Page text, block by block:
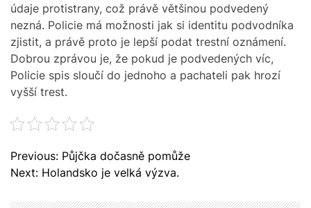
údaje protistrany, což právě většinou podvedený
nezná. Policie má možnosti jak si identitu podvodníka
zjistit, a právě proto je lepší podat trestní oznámení.
Dobrou zprávou je, že pokud je podvedených víc,
Policie spis sloučí do jednoho a pachateli pak hrozí
vyšší trest.
N
a
Previous: Půjčka dočasně pomůže
Next: Holandsko je velká výzva.